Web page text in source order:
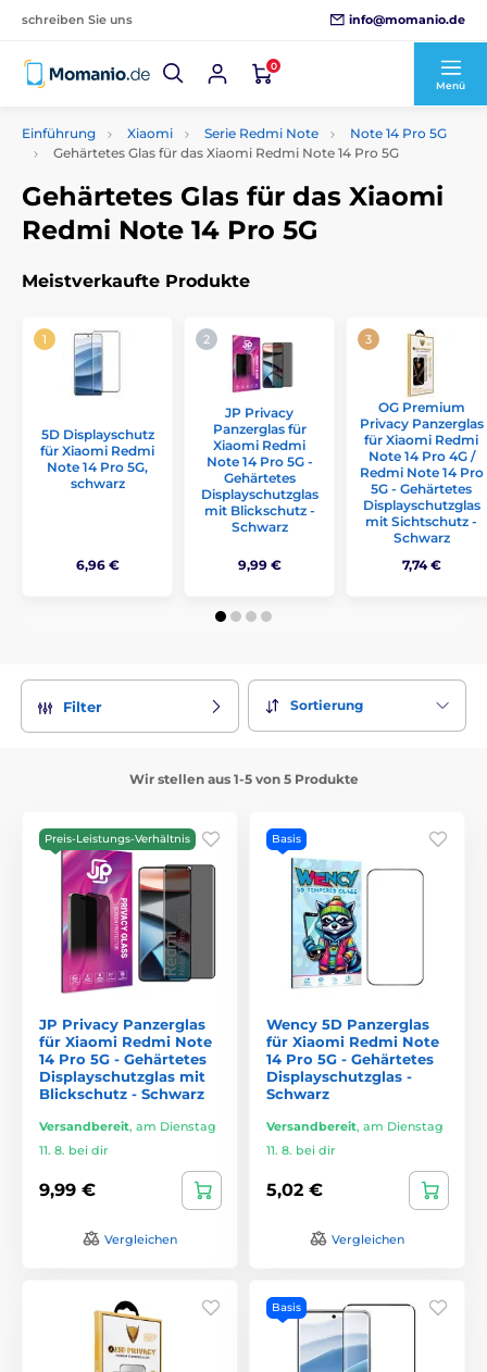
schreiben Sie uns info@momanio.de
0
Menü
Einführung Xiaomi Serie Redmi Note
Note 14 Pro 5G
Gehärtetes Glas für das Xiaomi Redmi Note 14 Pro 5G
Gehärtetes Glas für das Xiaomi
Redmi Note 14 Pro 5G
Meistverkaufte Produkte
5D Displayschutz
für Xiaomi Redmi
Note 14 Pro 5G,
schwarz
6,96 €
JP Privacy
Panzerglas für
Xiaomi Redmi
Note 14 Pro 5G -
Gehärtetes
Displayschutzglas
mit Blickschutz -
Schwarz
9,99 €
OG Premium
Privacy Panzerglas
für Xiaomi Redmi
Note 14 Pro 4G /
Redmi Note 14 Pro
5G - Gehärtetes
Displayschutzglas
mit Sichtschutz -
Schwarz
7,74 €
Filter Sortierung
Wir stellen aus 1-5 von 5 Produkte
Preis-Leistungs-Verhältnis
JP Privacy Panzerglas
für Xiaomi Redmi Note
14 Pro 5G - Gehärtetes
Displayschutzglas mit
Blickschutz - Schwarz
Versandbereit, am Dienstag
11. 8. bei dir
9,99 €
Vergleichen
Basis
Wency 5D Panzerglas
für Xiaomi Redmi Note
14 Pro 5G - Gehärtetes
Displayschutzglas -
Schwarz
Versandbereit, am Dienstag
11. 8. bei dir
5,02 €
Vergleichen
Basis